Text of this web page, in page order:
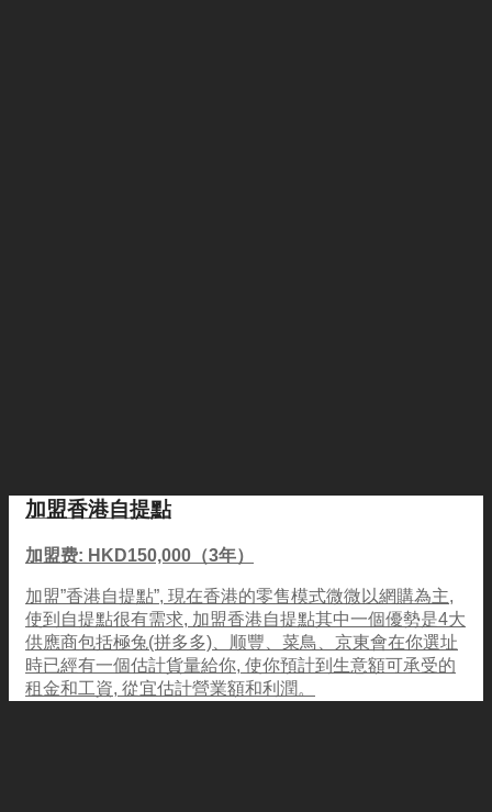
加盟香港自提點
加盟费: HKD150,000（3年）
加盟”香港自提點”, 現在香港的零售模式微微以網購為主,
使到自提點很有需求, 加盟香港自提點其中一個優勢是4大
供應商包括極兔(拼多多)、顺豐、菜鳥、京東會在你選址
時已經有一個估計貨量給你, 使你預計到生意額可承受的
租金和工資, 從宜估計營業額和利潤。